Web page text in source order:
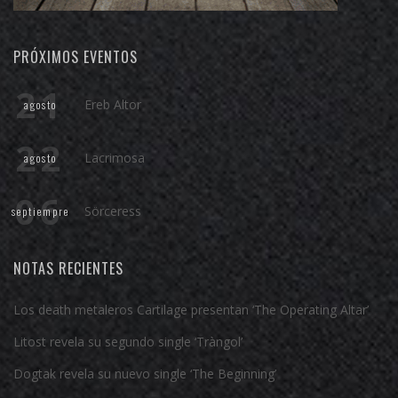
PRÓXIMOS EVENTOS
21
agosto Ereb Altor
22
agosto Lacrimosa
06
septiempre Sörceress
NOTAS RECIENTES
Los death metaleros Cartilage presentan ‘The Operating Altar’
Litost revela su segundo single ‘Tràngol’
Dogtak revela su nuevo single ‘The Beginning’